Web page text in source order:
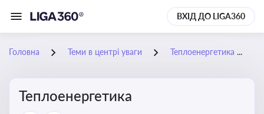
ВХІД ДО LIGA360
Головна Теми в центрі уваги Теплоенергетика
Теплоенергетика